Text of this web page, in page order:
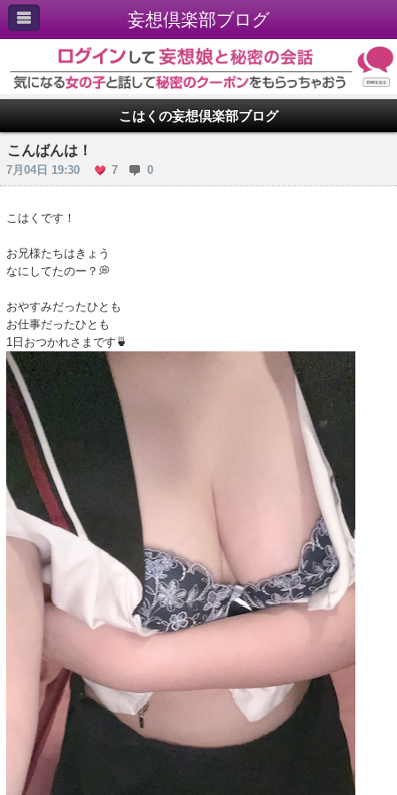
妄想倶楽部ブログ
こはくの妄想倶楽部ブログ
こんばんは！
7月04日 19:30 7 0
こはくです！
お兄様たちはきょう
なにしてたのー？💭
おやすみだったひとも
お仕事だったひとも
​​​​​​​1日おつかれさまです🍵